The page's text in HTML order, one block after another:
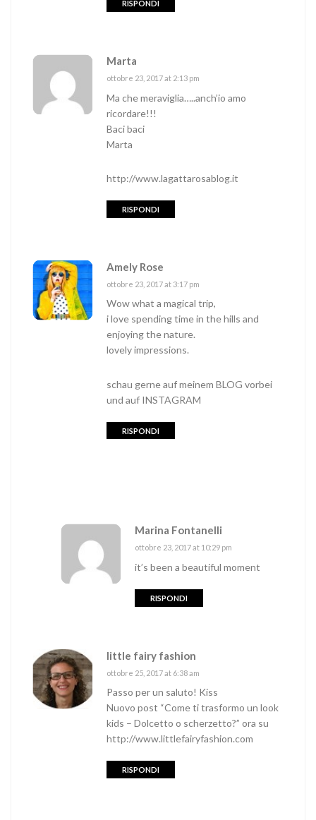
RISPONDI
Marta
ottobre 23, 2017 at 2:13 pm
Ma che meraviglia…..anch’io amo
ricordare!!!
Baci baci
Marta
http://www.lagattarosablog.it
RISPONDI
Amely Rose
ottobre 23, 2017 at 3:17 pm
Wow what a magical trip,
i love spending time in the hills and
enjoying the nature.
lovely impressions.
schau gerne auf meinem BLOG vorbei
und auf INSTAGRAM
RISPONDI
Marina Fontanelli
ottobre 23, 2017 at 10:29 pm
it’s been a beautiful moment
RISPONDI
little fairy fashion
ottobre 25, 2017 at 6:38 am
Passo per un saluto! Kiss
Nuovo post “Come ti trasformo un look
kids – Dolcetto o scherzetto?” ora su
http://www.littlefairyfashion.com
RISPONDI